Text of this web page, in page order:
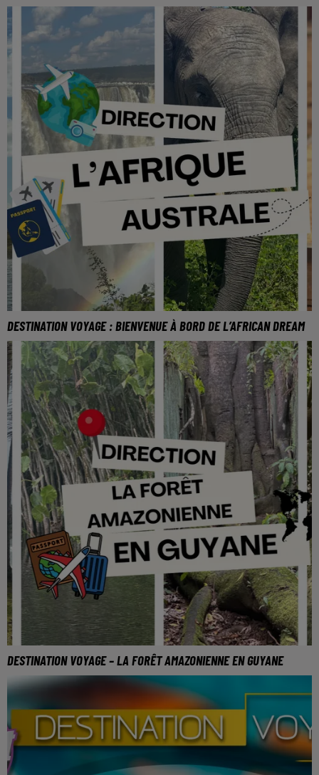
DESTINATION VOYAGE : BIENVENUE À BORD DE L’AFRICAN DREAM
DESTINATION VOYAGE – LA FORÊT AMAZONIENNE EN GUYANE